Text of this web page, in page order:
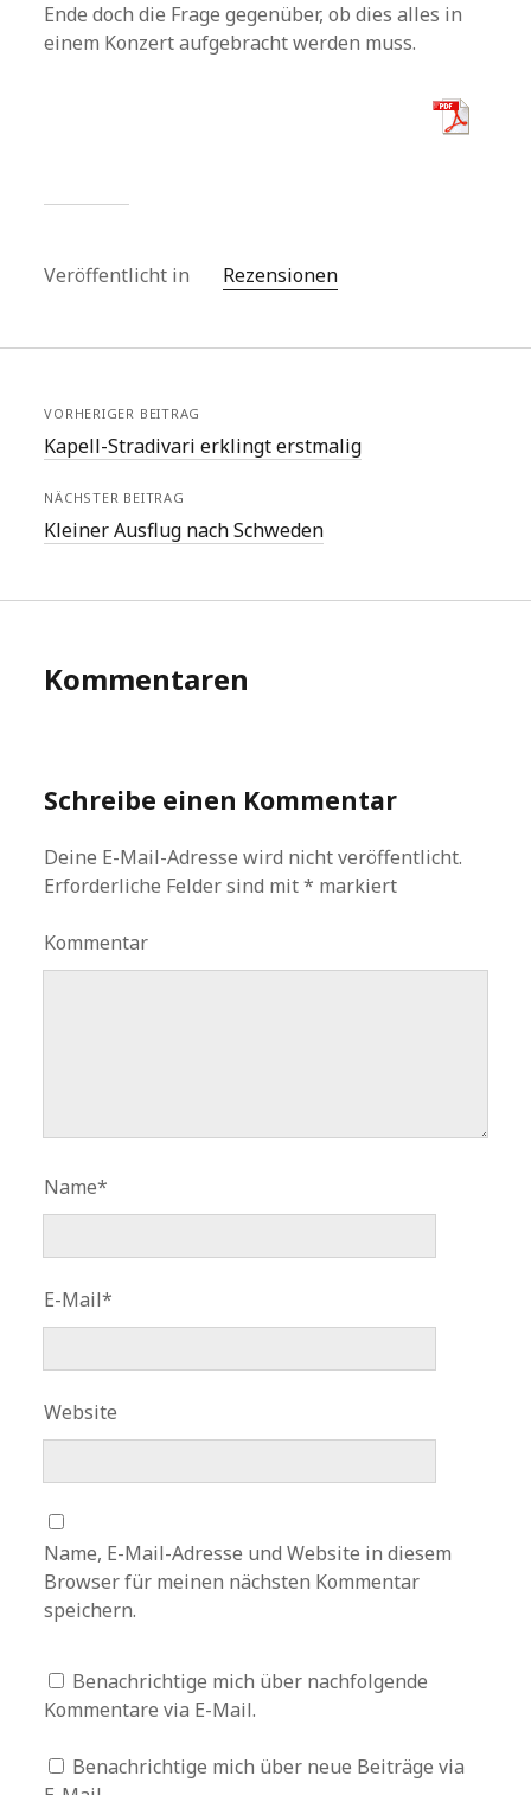
Ende doch die Frage gegenüber, ob dies alles in
einem Konzert aufgebracht werden muss.
Veröffentlicht in Rezensionen
VORHERIGER BEITRAG
Kapell-Stradivari erklingt erstmalig
NÄCHSTER BEITRAG
Kleiner Ausflug nach Schweden
Kommentaren
Schreibe einen Kommentar
Deine E-Mail-Adresse wird nicht veröffentlicht.
Erforderliche Felder sind mit* markiert
Kommentar
Name*
E-Mail*
Website
Name, E-Mail-Adresse und Website in diesem
Browser für meinen nächsten Kommentar
speichern.
Benachrichtige mich über nachfolgende
Kommentare via E-Mail.
Benachrichtige mich über neue Beiträge via